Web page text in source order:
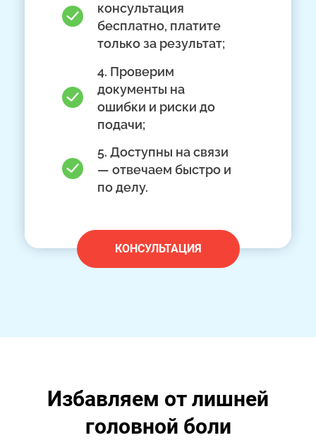
консультация
бесплатно, платите
только за результат;
4. Проверим
документы на
ошибки и риски до
подачи;
5. Доступны на связи
— отвечаем быстро и
по делу.
КОНСУЛЬТАЦИЯ
Избавляем от лишней
головной боли